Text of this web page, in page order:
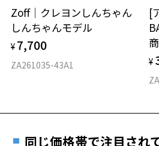
仕上がり寸法
D 仕上がりの横幅：約145mm
20.4g
安心2 視力測定無料
視力の変化を早めに発見するた
力測定をおすすめいたします。
安心3 かかり具合調整無料
す。
オンラインストアでフレームのみ購
実店舗で度付きにできます
ご購入時に「レンズ交換券」をお選
度数を測定のうえ、度付きレンズ（
お近くのZoff実店舗にて度数を測定
Zoff｜クレヨンしんちゃん
しんちゃんモデル
¥ 7,700
ZA261035-43A1
[
¥
同じ価格帯で注目され